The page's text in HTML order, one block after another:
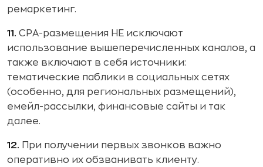
ремаркетинг.
11. СРА-размещения НЕ исключают
использование вышеперечисленных каналов, а
также включают в себя источники:
тематические паблики в социальных сетях
(особенно, для региональных размещений),
емейл-рассылки, финансовые сайты и так
далее.
12. При получении первых звонков важно
оперативно их обзванивать клиенту.